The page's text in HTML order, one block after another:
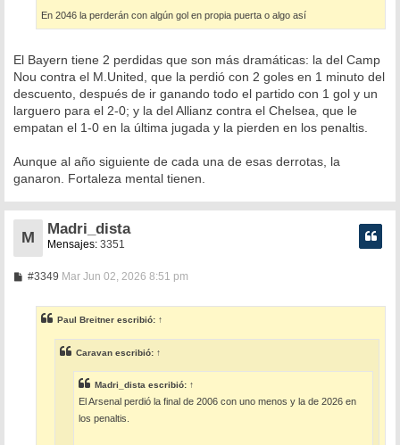
En 2046 la perderán con algún gol en propia puerta o algo así
El Bayern tiene 2 perdidas que son más dramáticas: la del Camp
Nou contra el M.United, que la perdió con 2 goles en 1 minuto del
descuento, después de ir ganando todo el partido con 1 gol y un
larguero para el 2-0; y la del Allianz contra el Chelsea, que le
empatan el 1-0 en la última jugada y la pierden en los penaltis.
Aunque al año siguiente de cada una de esas derrotas, la
ganaron. Fortaleza mental tienen.
M
Madri_dista
Mensajes: 3351
#3349M
a
j
e
Mar Jun 02, 2026 8:51 pm
Paul Breitner escribió: ↑
Caravan escribió: ↑
Madri_dista escribió: ↑
El Arsenal perdió la final de 2006 con uno menos y la de 2026 en
los penaltis.